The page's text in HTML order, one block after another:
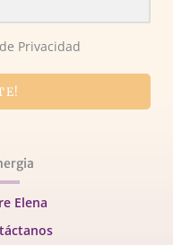
Privacidad
Elena